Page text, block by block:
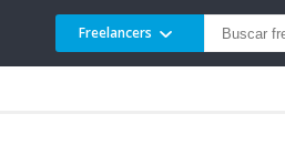
Freelancers